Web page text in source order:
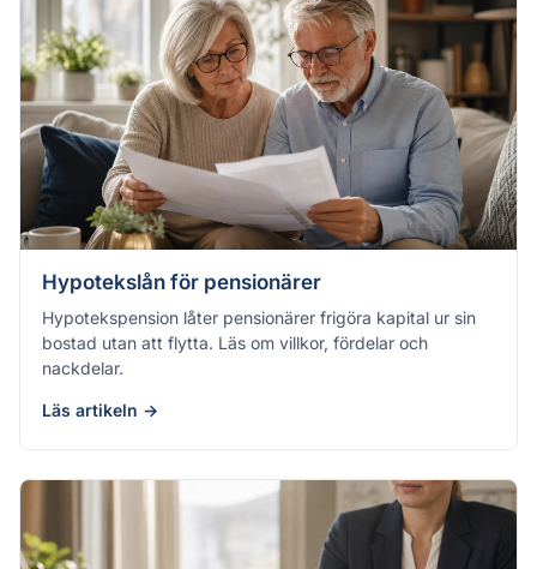
Hypotekslån för pensionärer
Hypotekspension låter pensionärer frigöra kapital ur sin
bostad utan att flytta. Läs om villkor, fördelar och
nackdelar.
Läs artikeln →